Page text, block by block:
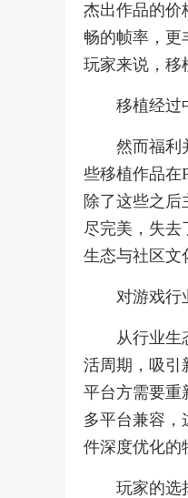
杰出作品的价
畅的帧率，更
玩家来说，移
移植经过
然而福利
些移植作品在
除了这些之
尽完美，失去
生态与社区文
对游戏行
从行业生
活周期，吸引
平台方需要重
多平台兼容，
件深度优化的
玩家的选